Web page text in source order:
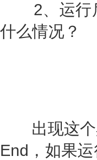
2、运行后
什么情况？
出现这个
End，如果